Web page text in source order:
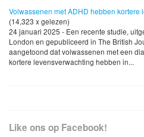
Volwassenen met ADHD hebben kortere
(14,323 x gelezen)
24 januari 2025 - Een recente studie,
London en gepubliceerd in The British
aangetoond dat volwassenen met een
kortere levensverwachting hebben in...
Like ons op Facebook!